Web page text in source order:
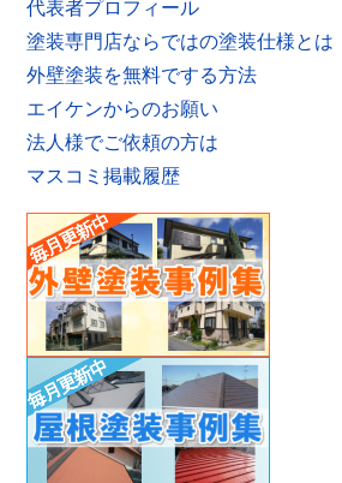
代表者プロフィール
塗装専門店ならではの塗装仕様とは
外壁塗装を無料でする方法
エイケンからのお願い
法人様でご依頼の方は
マスコミ掲載履歴